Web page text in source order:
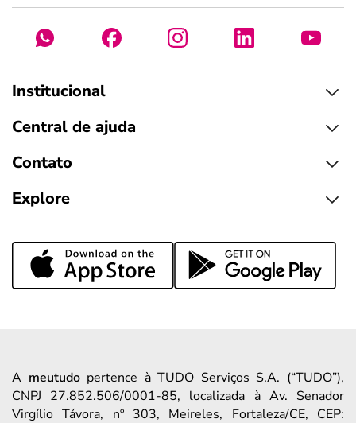
Institucional
Central de ajuda
Contato
Explore
A meutudopertence à TUDO Serviços S.A. (“TUDO”),
CNPJ 27.852.506/0001-85, localizada à Av. Senador
Virgílio Távora, nº 303, Meireles, Fortaleza/CE, CEP: